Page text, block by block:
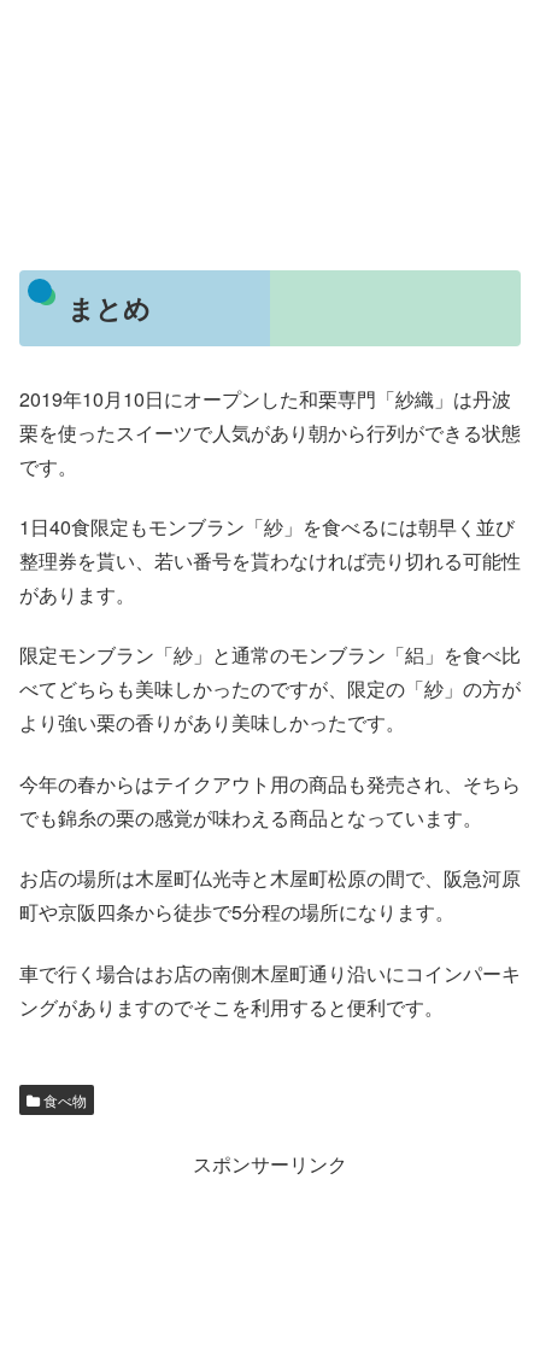
まとめ
2019年10月10日にオープンした和栗専門「紗織」は丹波
栗を使ったスイーツで人気があり朝から行列ができる状態
です。
1日40食限定もモンブラン「紗」を食べるには朝早く並び
整理券を貰い、若い番号を貰わなければ売り切れる可能性
があります。
限定モンブラン「紗」と通常のモンブラン「絽」を食べ比
べてどちらも美味しかったのですが、限定の「紗」の方が
より強い栗の香りがあり美味しかったです。
今年の春からはテイクアウト用の商品も発売され、そちら
でも錦糸の栗の感覚が味わえる商品となっています。
お店の場所は木屋町仏光寺と木屋町松原の間で、阪急河原
町や京阪四条から徒歩で5分程の場所になります。
車で行く場合はお店の南側木屋町通り沿いにコインパーキ
ングがありますのでそこを利用すると便利です。
食べ物
スポンサーリンク